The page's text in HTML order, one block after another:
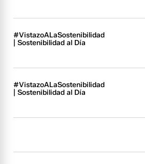
#VistazoALaSostenibilidad
| Sostenibilidad al Día
#VistazoALaSostenibilidad
| Sostenibilidad al Día